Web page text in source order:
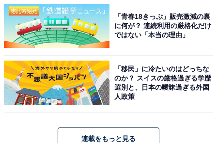
プに見えるのに、少し頼りないところや優しい雰囲気が
出せそうだから」（埼玉県／50代女性）、「情けないシ
ーンもそつなくこなせそう」（大阪府／30代女性）、
都／20代男性）、「運動神経が良さそうなのが、よく
駄々をこねたりへこんだりするシュタルクに合っている
と感じるから」（愛知県／40代女性）といったコメント
※回答者コメントは原文ママです
「青春18きっぷ」販売激減の裏
に何が？ 連続利用の厳格化だけ
ではない「本当の理由」
「移民」に冷たいのはどっちな
のか？ スイスの厳格過ぎる学歴
選別と、日本の曖昧過ぎる外国
人政策
連載をもっと見る